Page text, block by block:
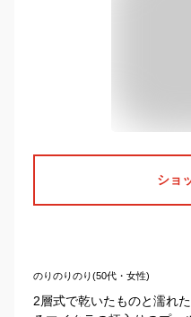
ショ
のりのりのり(50代・女性)
2層式で乾いたものと濡れ